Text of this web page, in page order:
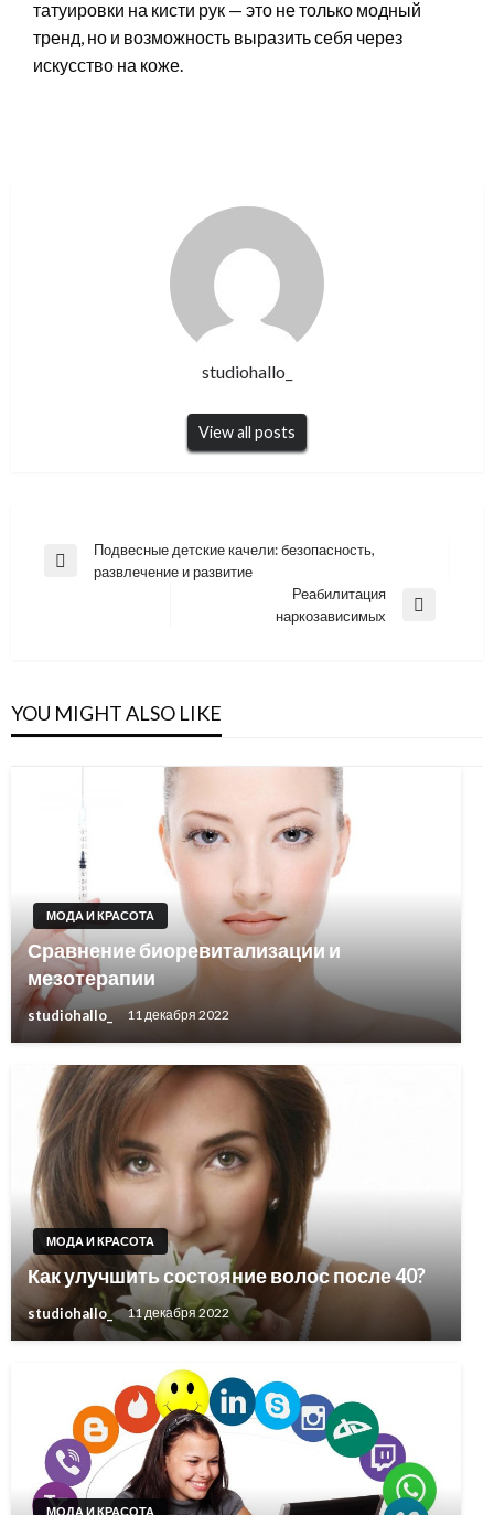
татуировки на кисти рук — это не только модный
тренд, но и возможность выразить себя через
искусство на коже.
studiohallo_
View all posts
Навигация
Previous
Подвесные детские качели: безопасность,
развлечение и развитие
Реабилитация
наркозависимых
YOU MIGHT ALSO LIKE
МОДА И КРАСОТА
Сравнение биоревитализации и
мезотерапии
studiohallo_ 11 декабря 2022
МОДА И КРАСОТА
Как улучшить состояние волос после 40?
studiohallo_ 11 декабря 2022
МОДА И КРАСОТА